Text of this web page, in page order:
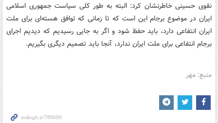
نقوی حسینی خاطرنشان کرد: البته به طور کلی سیاست جمهوری اسلامی
ایران در موضوع برجام این است که تا زمانی که توافق هسته‌ای برای ملت
ایران انتفاعی دارد، باید حفظ شود و اگر به جایی رسیدیم که دیدیم اجرای
برجام انتفاعی برای ملت ایران ندارد، آنجا باید تصمیم دیگری بگیریم.
منبع: مهر